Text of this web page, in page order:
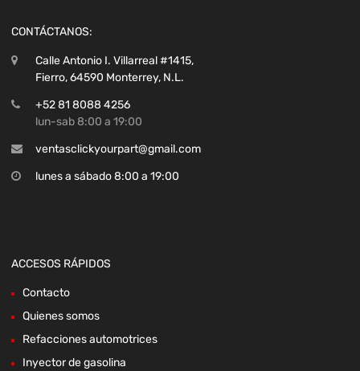
CONTÁCTANOS:
Calle Antonio I. Villarreal #1415,
Fierro, 64590 Monterrey, N.L.
+52 81 8088 4256
lun-sab 8:00 a 19:00
ventasclickyourpart@gmail.com
lunes a sábado 8:00 a 19:00
ACCESOS RÁPIDOS
Contacto
Quienes somos
Refacciones automotrices
Inyector de gasolina